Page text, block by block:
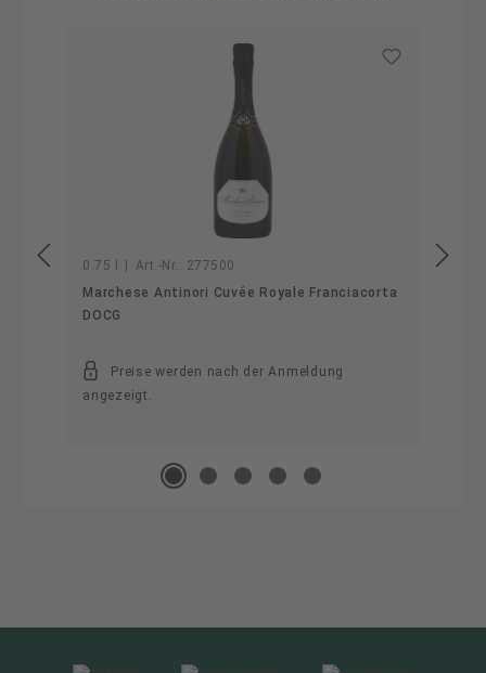
0.75 l Art.-Nr.: 277500
Marchese Antinori Cuvée Royale Franciacorta
DOCG
Preise werden nach der Anmeldung
angezeigt.